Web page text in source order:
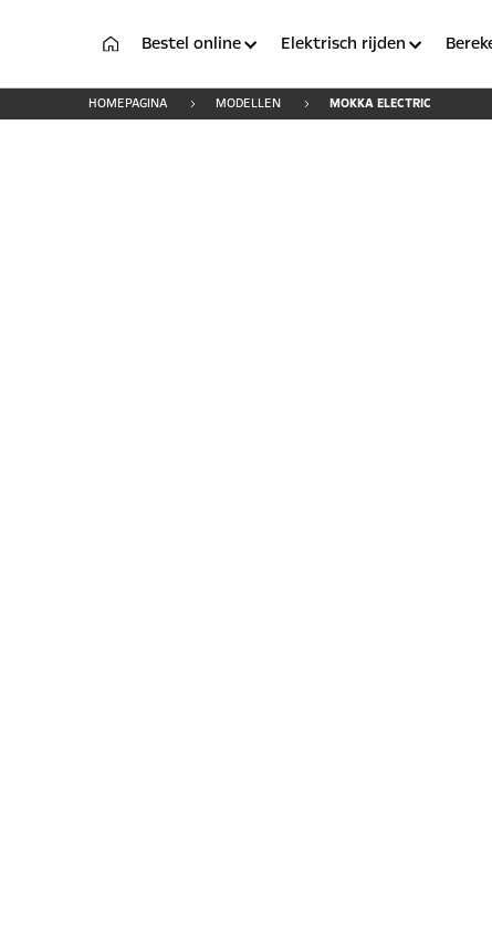
Bestel online Elektrisch rijden
HOMEPAGINA MODELLEN MOKKA ELECTRIC